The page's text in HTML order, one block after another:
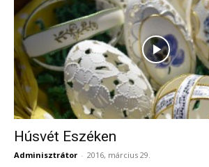
Húsvét Eszéken
Adminisztrátor - 2016, március 29.